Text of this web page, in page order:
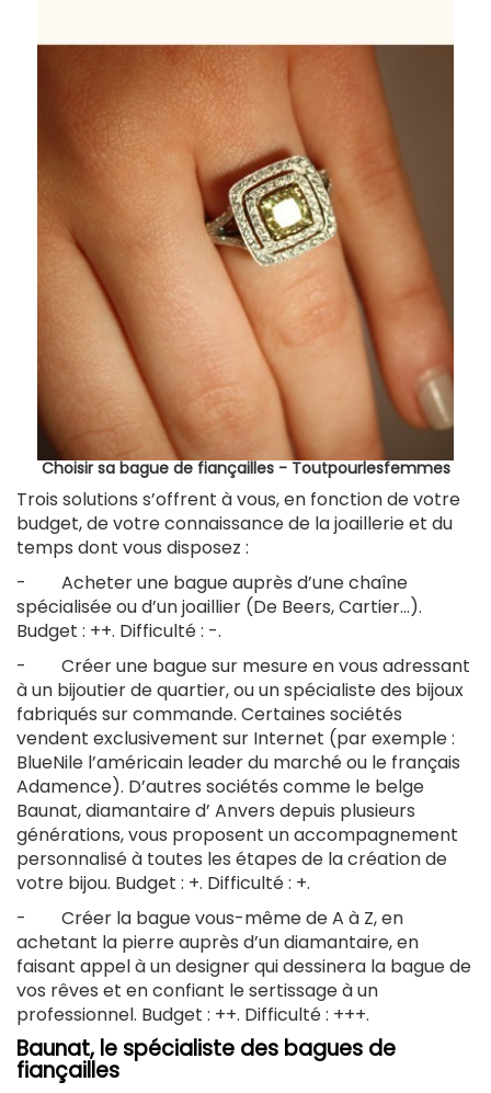
Choisir sa bague de fiançailles - Toutpourlesfemmes
Trois solutions s’offrent à vous, en fonction de votre
budget, de votre connaissance de la joaillerie et du
temps dont vous disposez :
- Acheter une bague auprès d’une chaîne
spécialisée ou d’un joaillier (De Beers, Cartier…).
Budget : ++. Difficulté : -.
- Créer une bague sur mesure en vous adressant
à un bijoutier de quartier, ou un spécialiste des bijoux
fabriqués sur commande. Certaines sociétés
vendent exclusivement sur Internet (par exemple :
BlueNile l’américain leader du marché ou le français
Adamence). D’autres sociétés comme le belge
Baunat, diamantaire d’ Anvers depuis plusieurs
générations, vous proposent un accompagnement
personnalisé à toutes les étapes de la création de
votre bijou. Budget : +. Difficulté : +.
- Créer la bague vous-même de A à Z, en
achetant la pierre auprès d’un diamantaire, en
faisant appel à un designer qui dessinera la bague de
vos rêves et en confiant le sertissage à un
professionnel. Budget : ++. Difficulté : +++.
Baunat, le spécialiste des bagues de
fiançailles